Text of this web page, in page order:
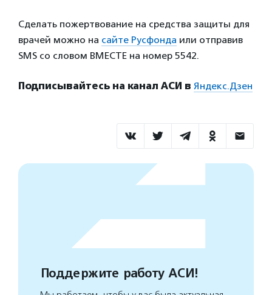
Сделать пожертвование на средства защиты для
врачей можно на сайте Русфонда или отправив
SMS со словом ВМЕСТЕ на номер 5542.
Подписывайтесь на канал АСИ в Яндекс.Дзен
Поддержите работу АСИ!